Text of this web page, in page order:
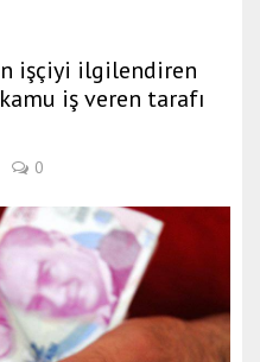
işçiyi ilgilendiren
iş veren tarafı
0